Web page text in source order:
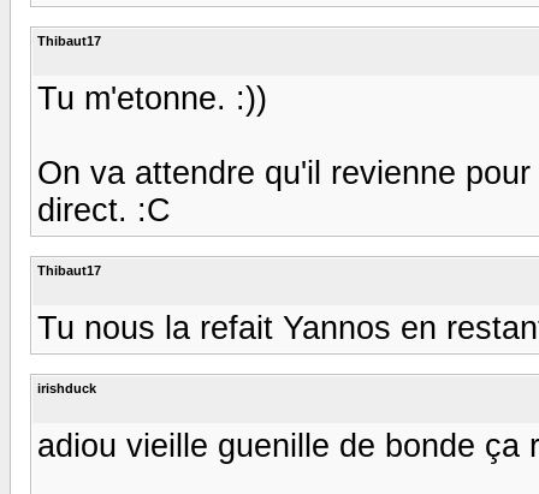
Thibaut17
Tu m'etonne. :))
On va attendre qu'il revienne
direct. :C
Thibaut17
Tu nous la refait Yannos en
irishduck
adiou vieille guenille de bonde ça